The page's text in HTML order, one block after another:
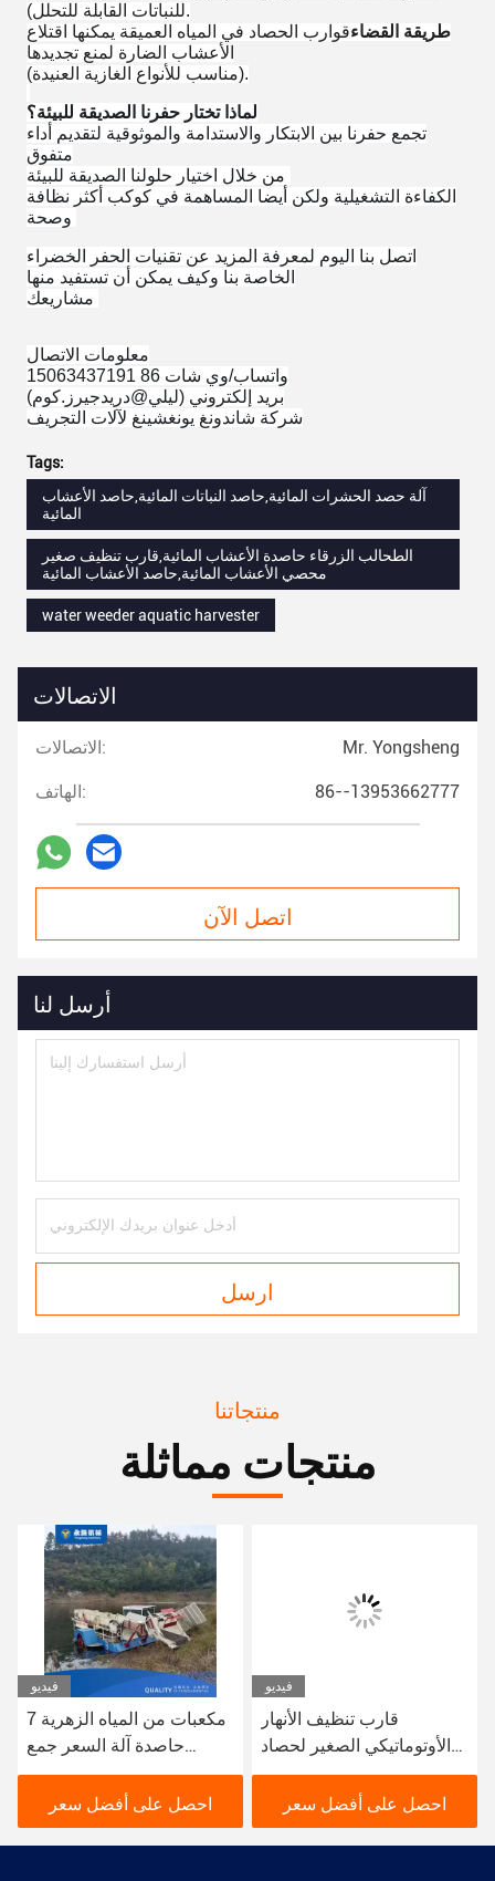
للنباتات القابلة للتحلل).
طريقة القضاءقوارب الحصاد في المياه العميقة يمكنها اقتلاع
الأعشاب الضارة لمنع تجديدها
(مناسب للأنواع الغازية العنيدة).
لماذا تختار حفرنا الصديقة للبيئة؟
تجمع حفرنا بين الابتكار والاستدامة والموثوقية لتقديم أداء
متفوق
الكفاءة التشغيلية ولكن أيضا المساهمة في كوكب أكثر نظافة
اتصل بنا اليوم لمعرفة المزيد عن تقنيات الحفر الخضراء
الخاصة بنا وكيف يمكن أن تستفيد منها
معلومات الاتصال
واتساب/وي شات 86 15063437191
بريد إلكتروني (ليلي@دريدجيرز.كوم)
شركة شاندونغ يونغشينغ لآلات التجريف
Tags:
آلة حصد الحشرات المائية,حاصد النباتات المائية,حاصد الأعشاب
المائية
الطحالب الزرقاء حاصدة الأعشاب المائية,قارب تنظيف صغير
محصي الأعشاب المائية,حاصد الأعشاب المائية
water weeder aquatic harvester
الاتصالات
الاتصالات: Mr. Yongsheng
الهاتف: 86--13953662777
اتصل الآن
أرسل لنا
ارسل
منتجاتنا
منتجات مماثلة
فيديو
7 مكعبات من المياه الزهرية
حاصدة آلة السعر جمع
وتنظيف مصانع مياه النهر
احصل على أفضل سعر
فيديو
قارب تنظيف الأنهار
الأوتوماتيكي الصغير لحصاد
زنبق الماء بسعة 8 متر
مكعباحصل على أفضل سعر